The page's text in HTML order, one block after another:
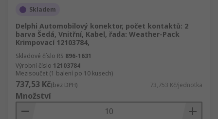
Skladem
Delphi Automobilový konektor, počet kontaktů: 2
barva Šedá, Vnitřní, Kabel, řada: Weather-Pack
Krimpovací 12103784,
Skladové číslo RS 896-1631
Výrobní číslo 12103784
Mezisoučet (1 balení po 10 kusech)
737,53 Kč(bez DPH) 73,753 Kč/jednotka
Množství